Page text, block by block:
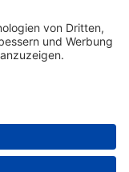
GmbH